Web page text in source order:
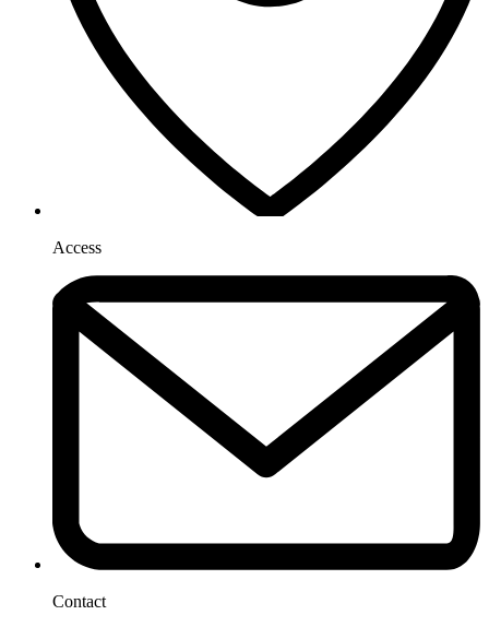
Access
Contact